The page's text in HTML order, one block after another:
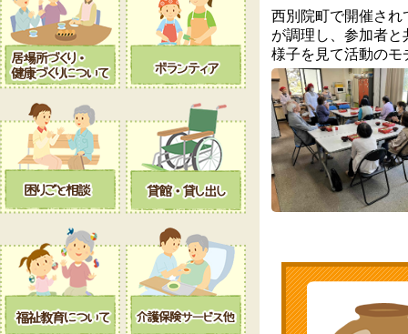
西別院町で開催され
が調理し、参加者
様子を見て活動のモ